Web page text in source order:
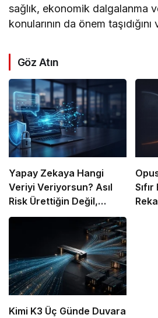
sağlık, ekonomik dalgalanma
konularının da önem taşıdığını
Göz Atın
Yapay Zekaya Hangi
Veriyi Veriyorsun? Asıl
Risk Ürettiğin Değil,
Verdiğin Veride
Kimi K3 Üç Günde Duvara